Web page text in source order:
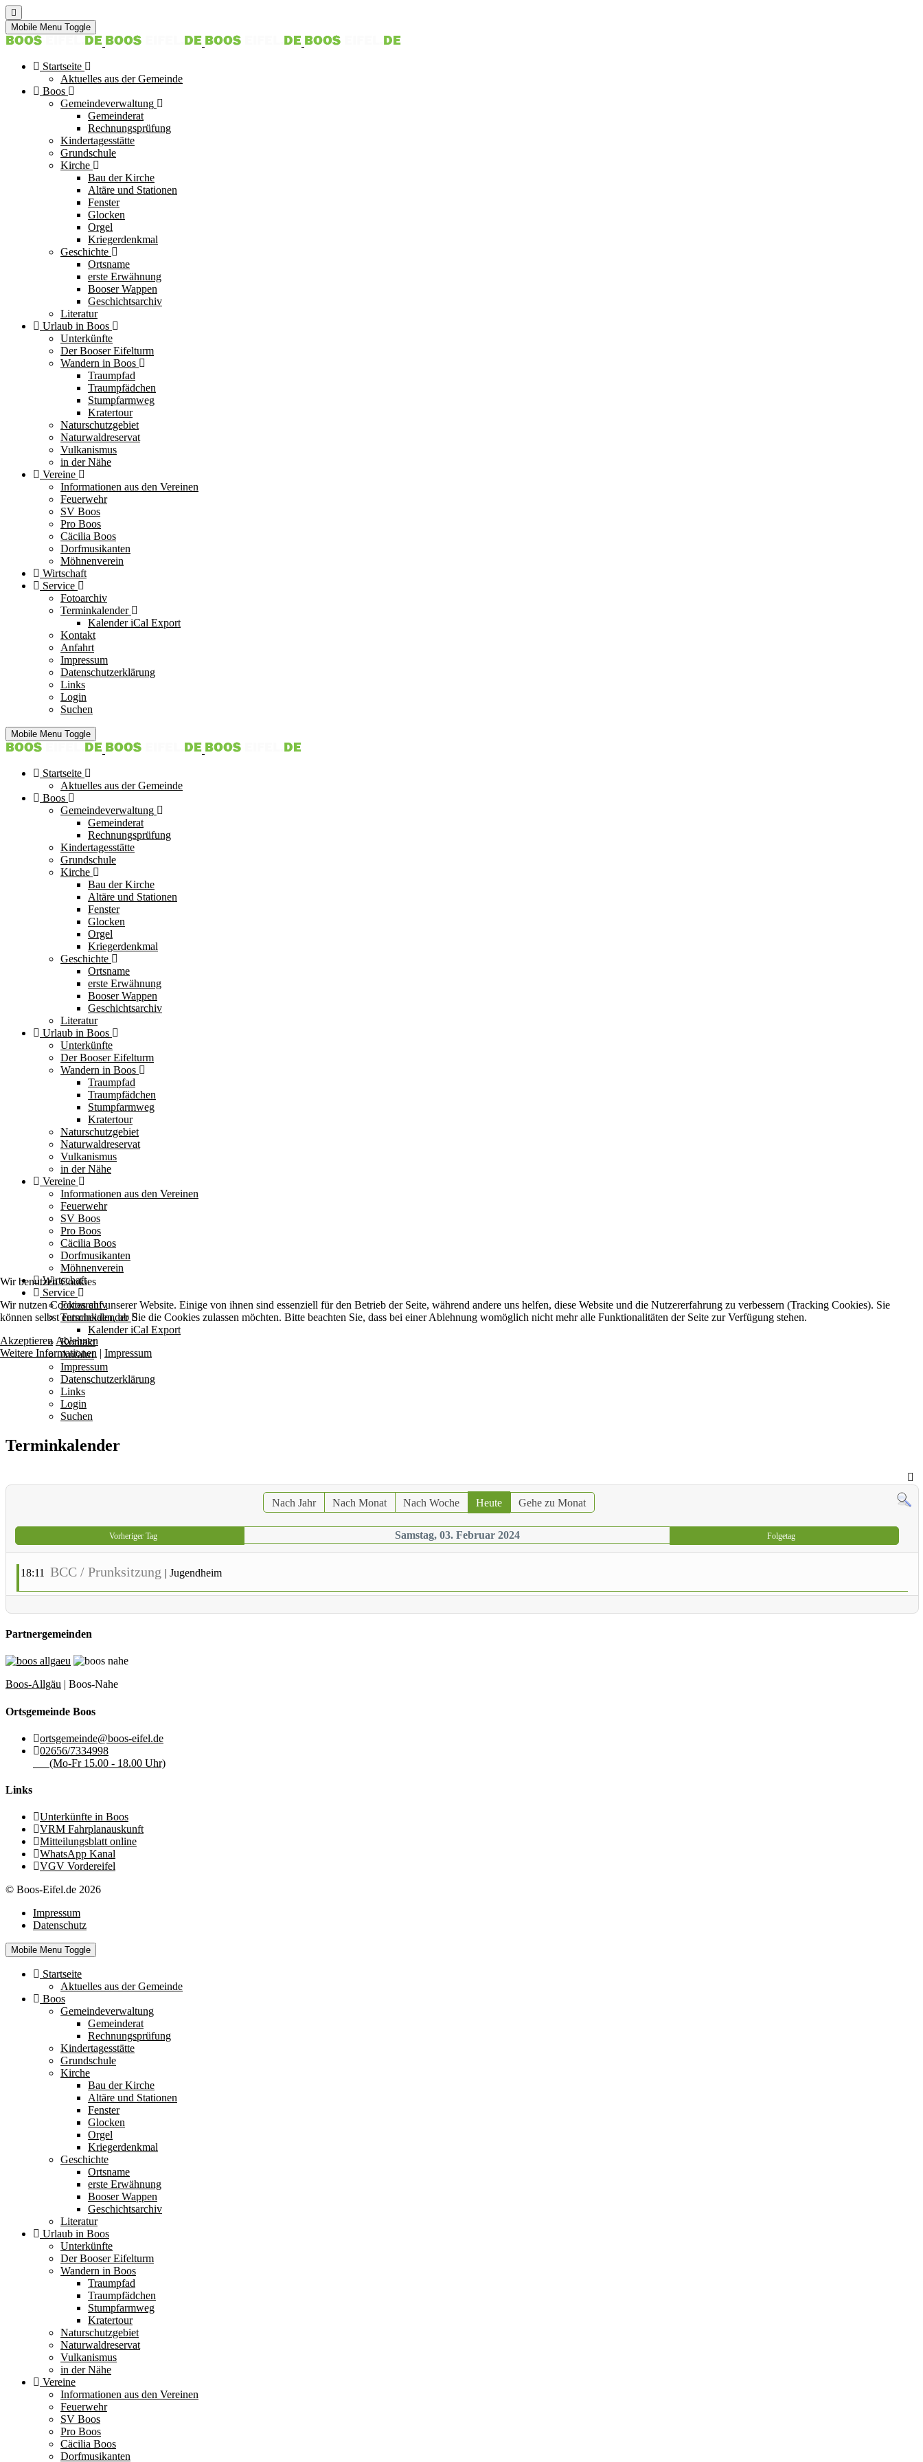
Mobile Menu Toggle
Startseite
Aktuelles aus der Gemeinde
Boos
Gemeindeverwaltung
Gemeinderat
Rechnungsprüfung
Kindertagesstätte
Grundschule
Kirche
Bau der Kirche
Altäre und Stationen
Fenster
Glocken
Orgel
Kriegerdenkmal
Geschichte
Ortsname
erste Erwähnung
Booser Wappen
Geschichtsarchiv
Literatur
Urlaub in Boos
Unterkünfte
Der Booser Eifelturm
Wandern in Boos
Traumpfad
Traumpfädchen
Stumpfarmweg
Kratertour
Naturschutzgebiet
Naturwaldreservat
Vulkanismus
in der Nähe
Vereine
Informationen aus den Vereinen
Feuerwehr
SV Boos
Pro Boos
Cäcilia Boos
Dorfmusikanten
Möhnenverein
Wirtschaft
Service
Fotoarchiv
Terminkalender
Kalender iCal Export
Kontakt
Anfahrt
Impressum
Datenschutzerklärung
Links
Login
Suchen
Mobile Menu Toggle
Startseite
Aktuelles aus der Gemeinde
Boos
Gemeindeverwaltung
Gemeinderat
Rechnungsprüfung
Kindertagesstätte
Grundschule
Kirche
Bau der Kirche
Altäre und Stationen
Fenster
Glocken
Orgel
Kriegerdenkmal
Geschichte
Ortsname
erste Erwähnung
Booser Wappen
Geschichtsarchiv
Literatur
Urlaub in Boos
Unterkünfte
Der Booser Eifelturm
Wandern in Boos
Traumpfad
Traumpfädchen
Stumpfarmweg
Kratertour
Naturschutzgebiet
Naturwaldreservat
Vulkanismus
in der Nähe
Vereine
Informationen aus den Vereinen
Feuerwehr
SV Boos
Pro Boos
Cäcilia Boos
Dorfmusikanten
Möhnenverein
Wirtschaft
Service
Fotoarchiv
Terminkalender
Kalender iCal Export
Kontakt
Anfahrt
Impressum
Datenschutzerklärung
Links
Login
Suchen
Terminkalender
Nach Jahr Nach Monat Nach Woche Heute Gehe zu Monat
Vorheriger Tag Samstag, 03. Februar 2024 Folgetag
18:11 BCC / Prunksitzung | Jugendheim
Partnergemeinden
Boos-Allgäu | Boos-Nahe
Ortsgemeinde Boos
ortsgemeinde@boos-eifel.de
02656/7334998
(Mo-Fr 15.00 - 18.00 Uhr)
Links
Unterkünfte in Boos
VRM Fahrplanauskunft
Mitteilungsblatt online
WhatsApp Kanal
VGV Vordereifel
© Boos-Eifel.de 2026
Impressum
Datenschutz
Mobile Menu Toggle
Startseite
Aktuelles aus der Gemeinde
Boos
Gemeindeverwaltung
Gemeinderat
Rechnungsprüfung
Kindertagesstätte
Grundschule
Kirche
Bau der Kirche
Altäre und Stationen
Fenster
Glocken
Orgel
Kriegerdenkmal
Geschichte
Ortsname
erste Erwähnung
Booser Wappen
Geschichtsarchiv
Literatur
Urlaub in Boos
Unterkünfte
Der Booser Eifelturm
Wandern in Boos
Traumpfad
Traumpfädchen
Stumpfarmweg
Kratertour
Naturschutzgebiet
Naturwaldreservat
Vulkanismus
in der Nähe
Vereine
Informationen aus den Vereinen
Feuerwehr
SV Boos
Pro Boos
Cäcilia Boos
Dorfmusikanten
Wir benutzen Cookies
Wir nutzen Cookies auf unserer Website. Einige von ihnen sind essenziell für den Betrieb der Seite, während andere uns helfen, diese Website und die Nutzererfahrung zu verbessern (Tracking Cookies). Sie
können selbst entscheiden, ob Sie die Cookies zulassen möchten. Bitte beachten Sie, dass bei einer Ablehnung womöglich nicht mehr alle Funktionalitäten der Seite zur Verfügung stehen.
Akzeptieren Ablehnen
Weitere Informationen | Impressum